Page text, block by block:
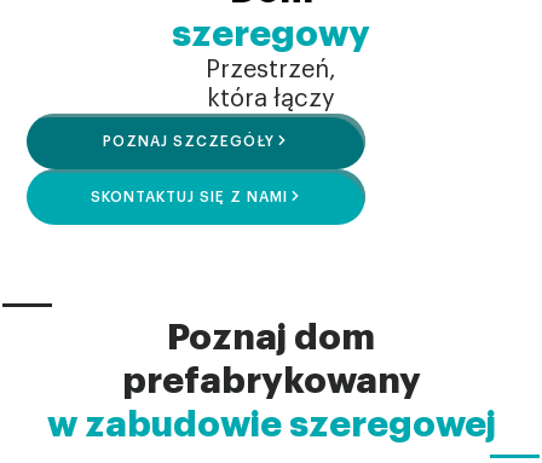
szeregowy
Przestrzeń,
która łączy
POZNAJ SZCZEGÓŁY
SKONTAKTUJ SIĘ Z NAMI
Poznaj dom
prefabrykowany
w zabudowie szeregowej